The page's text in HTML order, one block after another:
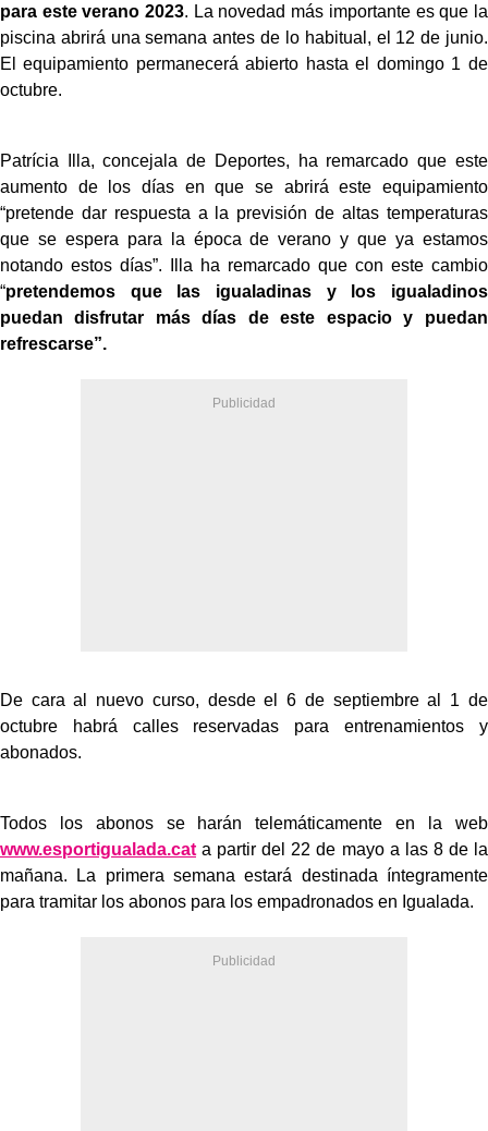
para este verano 2023. La novedad más importante es que la
piscina abrirá una semana antes de lo habitual, el 12 de junio.
El equipamiento permanecerá abierto hasta el domingo 1 de
octubre.
Patrícia Illa, concejala de Deportes, ha remarcado que este
aumento de los días en que se abrirá este equipamiento
“pretende dar respuesta a la previsión de altas temperaturas
que se espera para la época de verano y que ya estamos
notando estos días”. Illa ha remarcado que con este cambio
“pretendemos que las igualadinas y los igualadinos
puedan disfrutar más días de este espacio y puedan
refrescarse”.
De cara al nuevo curso, desde el 6 de septiembre al 1 de
octubre habrá calles reservadas para entrenamientos y
abonados.
Todos los abonos se harán telemáticamente en la web
www.esportigualada.cat a partir del 22 de mayo a las 8 de la
mañana. La primera semana estará destinada íntegramente
para tramitar los abonos para los empadronados en Igualada.